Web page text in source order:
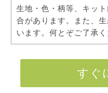
生地・色・柄等、キッ
合があります。また、
います。何とぞご了承く
すぐ